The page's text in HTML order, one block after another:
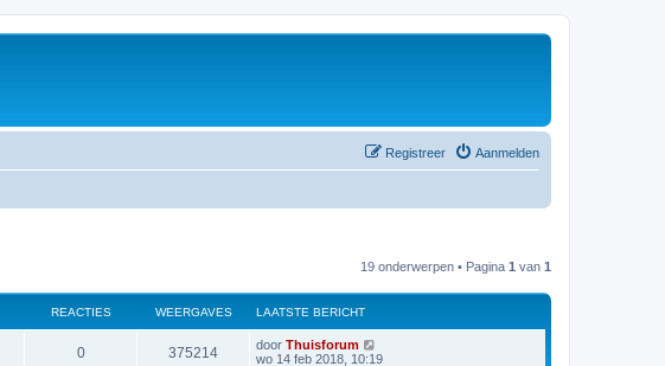
Aanmelden
Registreer
19 onderwerpen • Pagina 1 van 1
REACTIES WEERGAVES LAATSTE BERICHT
0 375214 door Thuisforum
wo 14 feb 2018, 10:19